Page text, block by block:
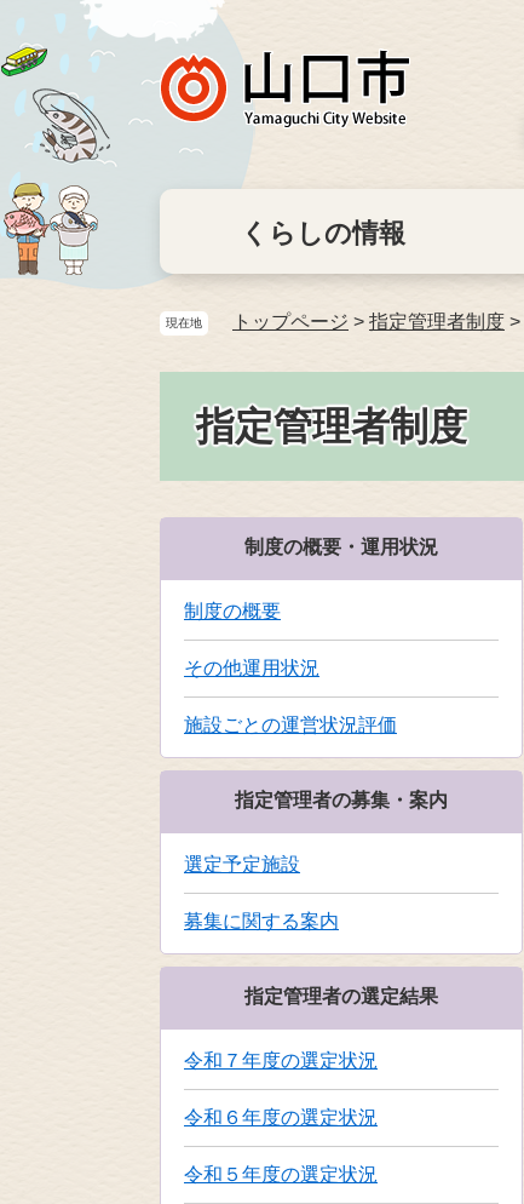
くらしの情報
現在地 トップページ > 指定管理者制度 >
指定管理者制度
制度の概要・運用状況
制度の概要
その他運用状況
施設ごとの運営状況評価
指定管理者の募集・案内
選定予定施設
募集に関する案内
指定管理者の選定結果
令和７年度の選定状況
令和６年度の選定状況
令和５年度の選定状況